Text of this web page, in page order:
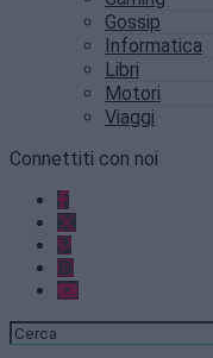
Gossip
Informatica
Libri
Motori
Viaggi
Connettiti con noi